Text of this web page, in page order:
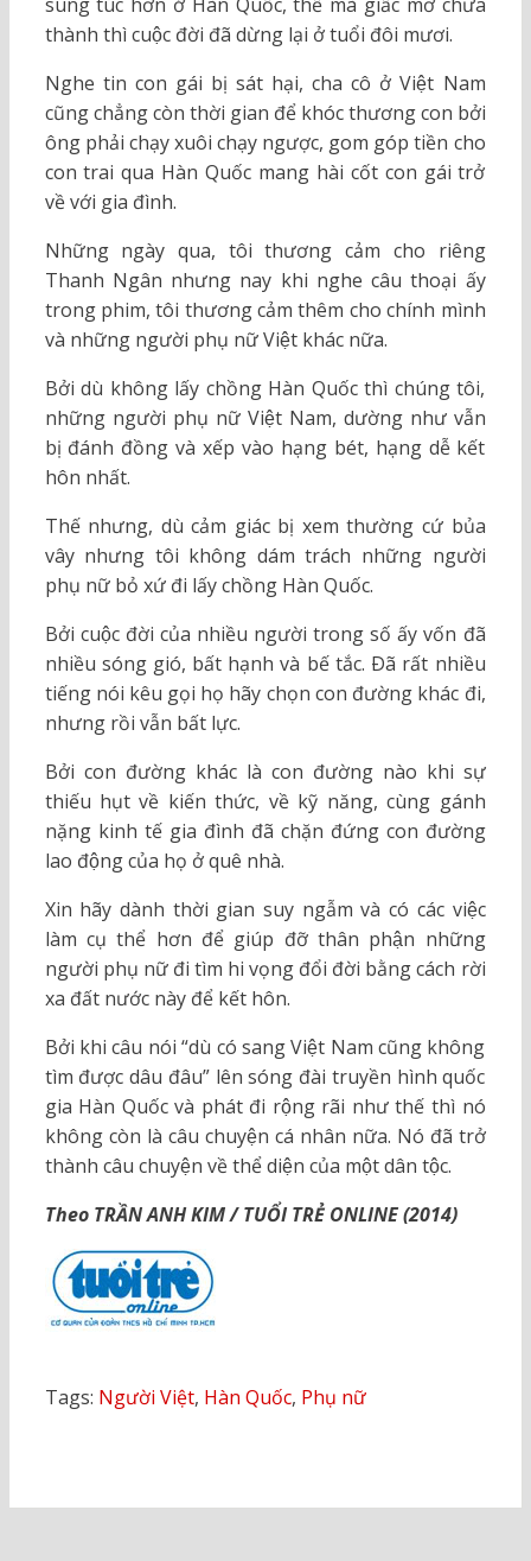
thành thì cuộc đời đã dừng lại ở tuổi đôi mươi.
Nghe tin con gái bị sát hại, cha cô ở Việt Nam
cũng chẳng còn thời gian để khóc thương con bởi
ông phải chạy xuôi chạy ngược, gom góp tiền cho
con trai qua Hàn Quốc mang hài cốt con gái trở
về với gia đình.
Những ngày qua, tôi thương cảm cho riêng
Thanh Ngân nhưng nay khi nghe câu thoại ấy
trong phim, tôi thương cảm thêm cho chính mình
và những người phụ nữ Việt khác nữa.
Bởi dù không lấy chồng Hàn Quốc thì chúng tôi,
những người phụ nữ Việt Nam, dường như vẫn
bị đánh đồng và xếp vào hạng bét, hạng dễ kết
hôn nhất.
Thế nhưng, dù cảm giác bị xem thường cứ bủa
vây nhưng tôi không dám trách những người
phụ nữ bỏ xứ đi lấy chồng Hàn Quốc.
Bởi cuộc đời của nhiều người trong số ấy vốn đã
nhiều sóng gió, bất hạnh và bế tắc. Ðã rất nhiều
tiếng nói kêu gọi họ hãy chọn con đường khác đi,
nhưng rồi vẫn bất lực.
Bởi con đường khác là con đường nào khi sự
thiếu hụt về kiến thức, về kỹ năng, cùng gánh
nặng kinh tế gia đình đã chặn đứng con đường
lao động của họ ở quê nhà.
Xin hãy dành thời gian suy ngẫm và có các việc
làm cụ thể hơn để giúp đỡ thân phận những
người phụ nữ đi tìm hi vọng đổi đời bằng cách rời
xa đất nước này để kết hôn.
Bởi khi câu nói “dù có sang Việt Nam cũng không
tìm được dâu đâu” lên sóng đài truyền hình quốc
gia Hàn Quốc và phát đi rộng rãi như thế thì nó
không còn là câu chuyện cá nhân nữa. Nó đã trở
thành câu chuyện về thể diện của một dân tộc.
Theo TRẦN ANH KIM / TUỔI TRẺ ONLINE (2014)
Tags: Người Việt, Hàn Quốc, Phụ nữ